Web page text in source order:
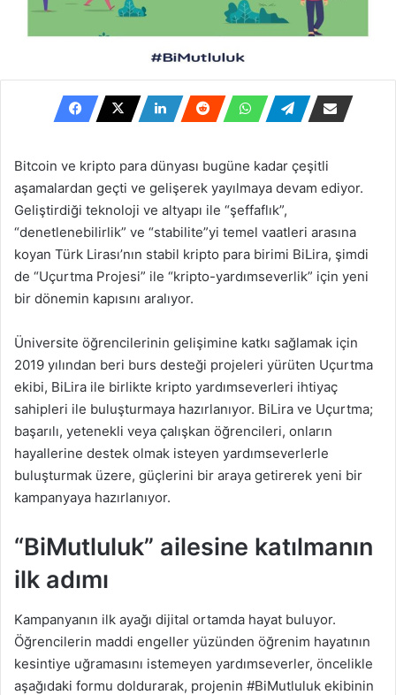
Bitcoin ve kripto para dünyası bugüne kadar çeşitli
aşamalardan geçti ve gelişerek yayılmaya devam ediyor.
Geliştirdiği teknoloji ve altyapı ile “şeffaflık”,
“denetlenebilirlik” ve “stabilite”yi temel vaatleri arasına
koyan Türk Lirası’nın stabil kripto para birimi BiLira, şimdi
de “Uçurtma Projesi” ile “kripto-yardımseverlik” için yeni
bir dönemin kapısını aralıyor.
Üniversite öğrencilerinin gelişimine katkı sağlamak için
2019 yılından beri burs desteği projeleri yürüten Uçurtma
ekibi, BiLira ile birlikte kripto yardımseverleri ihtiyaç
sahipleri ile buluşturmaya hazırlanıyor. BiLira ve Uçurtma;
başarılı, yetenekli veya çalışkan öğrencileri, onların
hayallerine destek olmak isteyen yardımseverlerle
buluşturmak üzere, güçlerini bir araya getirerek yeni bir
kampanyaya hazırlanıyor.
“BiMutluluk” ailesine katılmanın
ilk adımı
Kampanyanın ilk ayağı dijital ortamda hayat buluyor.
Öğrencilerin maddi engeller yüzünden öğrenim hayatının
kesintiye uğramasını istemeyen yardımseverler, öncelikle
aşağıdaki formu doldurarak, projenin #BiMutluluk ekibinin